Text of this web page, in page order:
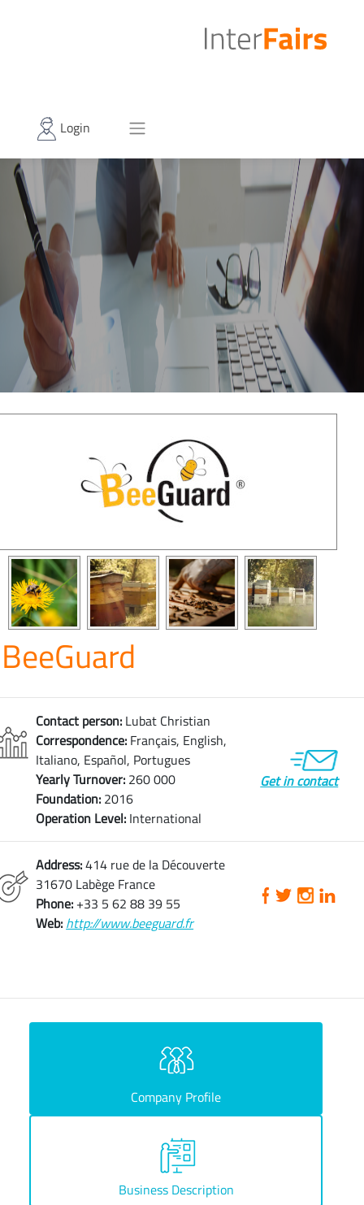
Login
BeeGuard
Contact person: Lubat Christian
Correspondence: Français, English,
Italiano, Español, Portugues
Yearly Turnover: 260 000
Foundation: 2016
Operation Level: International
Get in contact
Address:414 rue de la Découverte
31670 Labège France
Phone: +33 5 62 88 39 55
Web: http://www.beeguard.fr
Company Profile
Business Description